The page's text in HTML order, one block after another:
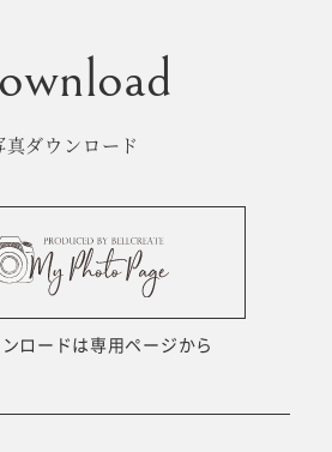
真ダウンロード
ロードは専用ページから